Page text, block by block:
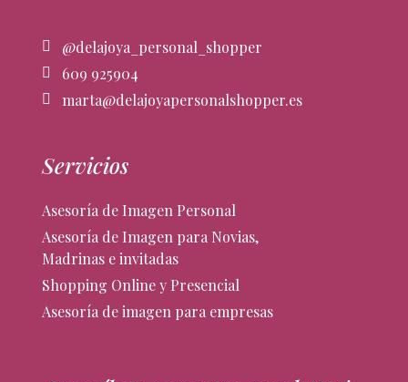
@delajoya_personal_shopper
609 925904
marta@delajoyapersonalshopper.es
Servicios
Asesoría de Imagen Personal
Asesoría de Imagen para Novias,
Madrinas e invitadas
Shopping Online y Presencial
Asesoría de imagen para empresas